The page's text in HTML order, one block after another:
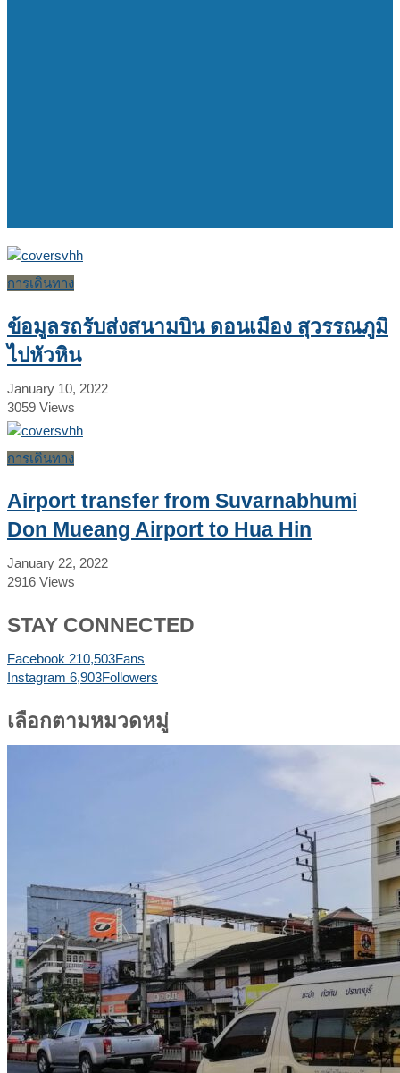
การเดินทาง
ข้อมูลรถรับส่งสนามบิน ดอนเมือง สุวรรณภูมิ
ไปหัวหิน
January 10, 2022
3059 Views
การเดินทาง
Airport transfer from Suvarnabhumi
Don Mueang Airport to Hua Hin
January 22, 2022
2916 Views
STAY CONNECTED
Facebook 210,503Fans
Instagram 6,903Followers
เลือกตามหมวดหมู่